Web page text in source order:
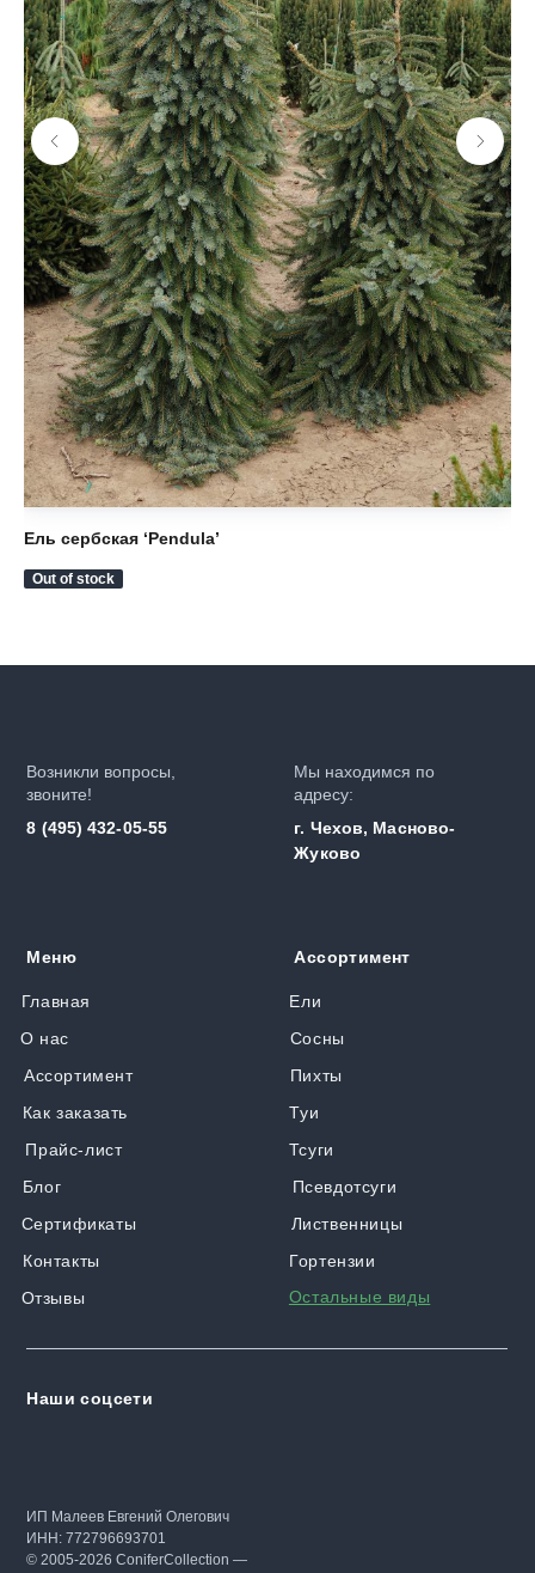
Ель сербская ‘Pendula’
Out of stock
Возникли вопросы,
звоните!
8 (495) 432-05-55
Мы находимся по
адресу:
г. Чехов, Масново-
Жуково
Главная
Меню
О нас
Ассортимент
Как заказать
Прайс-лист
Отзывы
Контакты
Ели
Ассортимент
Сосны
Пихты
Туи
Тсуги
Псевдотсуги
Лиственницы
Гортензии
Наши соцсети
ИП Малеев Евгений Олегович
ИНН: 772796693701
© 2005-2026 ConiferCollection —
Остальные виды
Блог
Сертификаты